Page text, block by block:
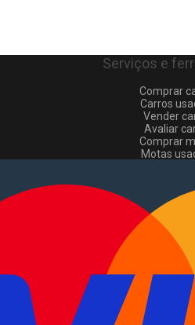
Serviços e
Comprar
Carros
Vender
Avaliar
Comprar
Motas
Comerciais
Vender
Como comprar
Pacotes de
Verificar VIN e
Sobre Nós